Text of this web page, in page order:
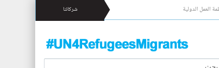
العمل الدولية شركائنا